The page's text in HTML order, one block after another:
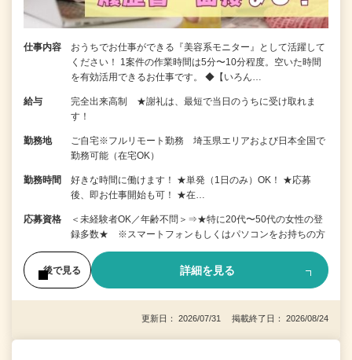
仕事内容
おうちでお仕事ができる『美容系モニター』として活躍して
ください！ 1案件の作業時間は5分〜10分程度。空いた時間
を有効活用できるお仕事です。 ◆【いろん…
給与
完全出来高制 ★謝礼は、最短で当日のうちに受け取れま
す！
勤務地
ご自宅※フルリモート勤務 埼玉県エリアおよび日本全国で
勤務可能（在宅OK）
勤務時間
好きな時間に働けます！ ★単発（1日のみ）OK！ ★応募
後、即お仕事開始も可！ ★在…
応募資格
＜未経験者OK／年齢不問＞⇒★特に20代〜50代の女性の登
録多数★ ※スマートフォンもしくはパソコンをお持ちの方
後で見る 詳細を見る
更新日： 2026/07/31 掲載終了日： 2026/08/24